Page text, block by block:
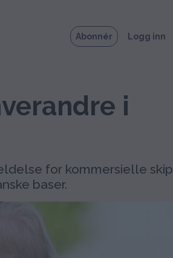
Abonnér Logg inn
i
for kommersielle skip
baser.